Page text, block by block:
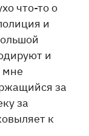
что-то о
и
и
мне
за
за
к